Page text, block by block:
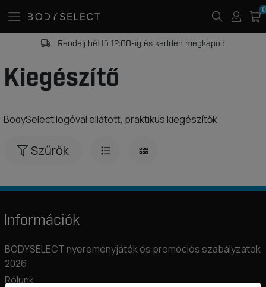
Rendelj hétfő 12:00-ig és kedden megkapod
Kiegészítő
BodySelect logóval ellátott, praktikus kiegészítők
Szűrők
0
Információk
BODYSELECT nyereményjáték és promóciós szabályzatok
2026
Rólunk